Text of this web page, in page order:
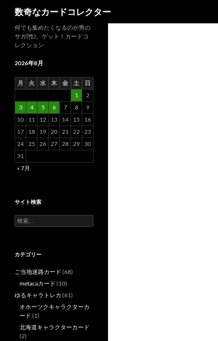
数奇なカードコレクター
何でも集めたくなるのが男の
サガ(性)。ゲット！カードコ
レクション
2026年8月
月 火 水 木 金 土
日
1
2
3
4 5 6 7 8
9
10
11 12 13 14 15
16
17
18 19 20 21 22 23
24 25 26 27 28 29
30
31
« 7月
サイト検索
検
索:
カテゴリー
ご当地迷路カード (68)
metacaカード (10)
ゆるキャラトレカ (61)
オホーツクキャラクターカ
ード (1)
北海道キャラクターカード
(2)